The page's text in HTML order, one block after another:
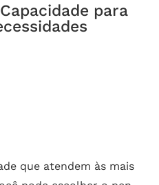
para
que atendem às mais